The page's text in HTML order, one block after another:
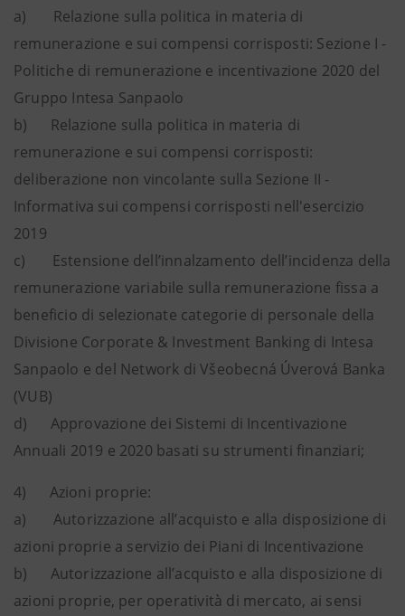
a) Relazione sulla politica in materia di
remunerazione e sui compensi corrisposti: Sezione I -
Politiche di remunerazione e incentivazione 2020 del
Gruppo Intesa Sanpaolo
b) Relazione sulla politica in materia di
remunerazione e sui compensi corrisposti:
deliberazione non vincolante sulla Sezione II -
Informativa sui compensi corrisposti nell'esercizio
2019
c) Estensione dell’innalzamento dell’incidenza della
remunerazione variabile sulla remunerazione fissa a
beneficio di selezionate categorie di personale della
Divisione Corporate & Investment Banking di Intesa
Sanpaolo e del Network di Všeobecná Úverová Banka
(VUB)
d) Approvazione dei Sistemi di Incentivazione
Annuali 2019 e 2020 basati su strumenti finanziari;
4) Azioni proprie:
a) Autorizzazione all’acquisto e alla disposizione di
azioni proprie a servizio dei Piani di Incentivazione
b) Autorizzazione all’acquisto e alla disposizione di
azioni proprie, per operatività di mercato, ai sensi